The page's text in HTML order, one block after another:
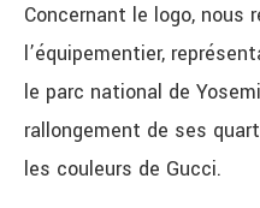
Concernant le logo, nous
l’équipementier,
le parc national de
rallongement de ses
les couleurs de Gucci.